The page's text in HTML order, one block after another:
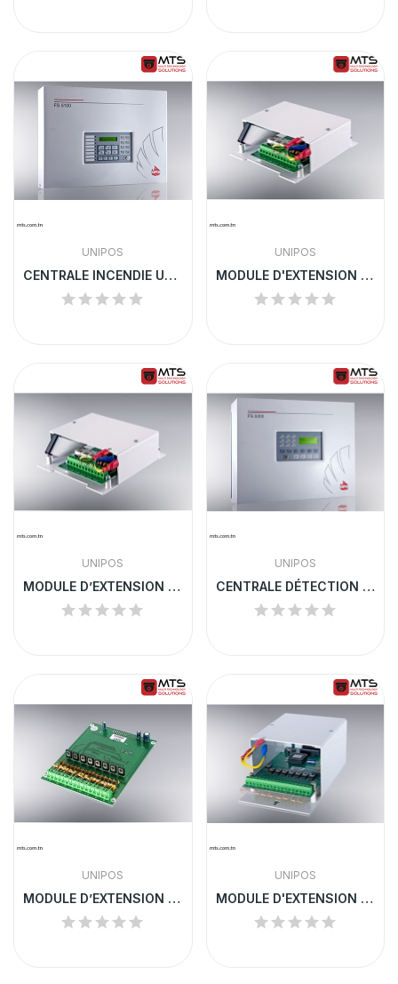
UNIPOS
CENTRALE INCENDIE UNIPOS FS5100 | DÉTECTION...
UNIPOS
MODULE D'EXTENSION UNIPOS 5101
UNIPOS
MODULE D’EXTENSION UNIPOS | 5102
UNIPOS
CENTRALE DÉTECTION INCENDIE UNIPOS 8-32 LIGNES...
UNIPOS
MODULE D’EXTENSION UNIPOS 8 LIGNES | 5201
UNIPOS
MODULE D'EXTENSION UNIPOS 8 LIGNES 1 SORTIE | 5202